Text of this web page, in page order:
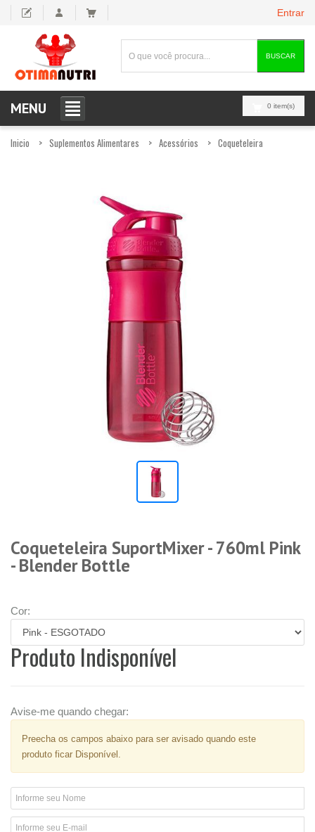
Entrar
BUSCAR
0 item(s)
MENU
Inicio Suplementos Alimentares Acessórios Coqueteleira
Coqueteleira SuportMixer - 760ml Pink
- Blender Bottle
Cor:
Produto Indisponível
Avise-me quando chegar:
Preecha os campos abaixo para ser avisado quando este
produto ficar Disponível.